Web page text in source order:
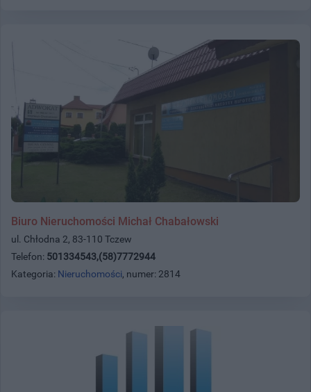
Biuro Nieruchomości Michał Chabałowski
ul. Chłodna 2, 83-110 Tczew
Telefon: 501334543,(58)7772944
Kategoria: Nieruchomości, numer: 2814